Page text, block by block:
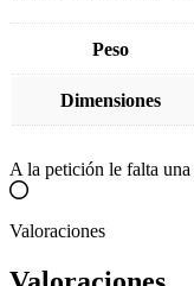
Peso
Dimensiones
A la petición le falta
Valoraciones